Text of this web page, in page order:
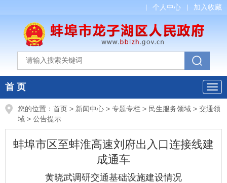
个人中心 加入收藏
首 页
您的位置： 首页 > 新闻中心 > 专题专栏 > 民生服务领域 > 交通领
域 > 公告提示
蚌埠市区至蚌淮高速刘府出入口连接线建
成通车
黄晓武调研交通基础设施建设情况